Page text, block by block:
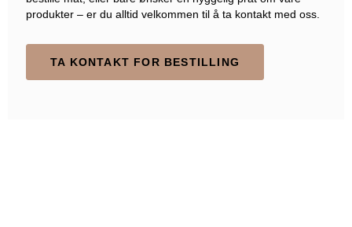
produkter – er du alltid velkommen til å ta kontakt med oss.
TA KONTAKT FOR BESTILLING